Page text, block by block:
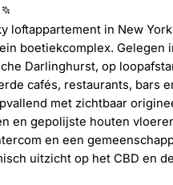
loftappartement in New
boetiekcomplex. Gelegen
Darlinghurst, op
cafés, restaurants, bars
met zichtbaar
en gepolijste houten
en een
uitzicht op het CBD en